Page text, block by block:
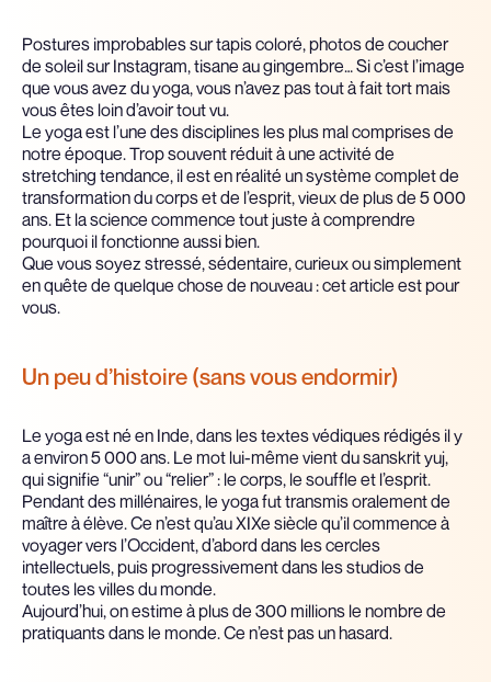
Postures improbables sur tapis coloré, photos de coucher
de soleil sur Instagram, tisane au gingembre… Si c’est l’image
que vous avez du yoga, vous n’avez pas tout à fait tort mais
vous êtes loin d’avoir tout vu.
Le yoga est l’une des disciplines les plus mal comprises de
notre époque. Trop souvent réduit à une activité de
stretching tendance, il est en réalité un système complet de
transformation du corps et de l’esprit, vieux de plus de 5 000
ans. Et la science commence tout juste à comprendre
pourquoi il fonctionne aussi bien.
Que vous soyez stressé, sédentaire, curieux ou simplement
en quête de quelque chose de nouveau : cet article est pour
vous.
Un peu d’histoire (sans vous endormir)
Le yoga est né en Inde, dans les textes védiques rédigés il y
a environ 5 000 ans. Le mot lui-même vient du sanskrit yuj,
qui signifie “unir” ou “relier” : le corps, le souffle et l’esprit.
Pendant des millénaires, le yoga fut transmis oralement de
maître à élève. Ce n’est qu’au XIXe siècle qu’il commence à
voyager vers l’Occident, d’abord dans les cercles
intellectuels, puis progressivement dans les studios de
toutes les villes du monde.
Aujourd’hui, on estime à plus de 300 millions le nombre de
pratiquants dans le monde. Ce n’est pas un hasard.